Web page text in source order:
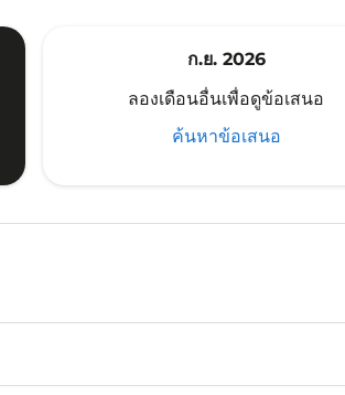
ก.ย. 2026
ลองเดือนอื่นเพื่อดูข้อเสนอ
ค้นหาข้อเสนอ
SIN–SWA: